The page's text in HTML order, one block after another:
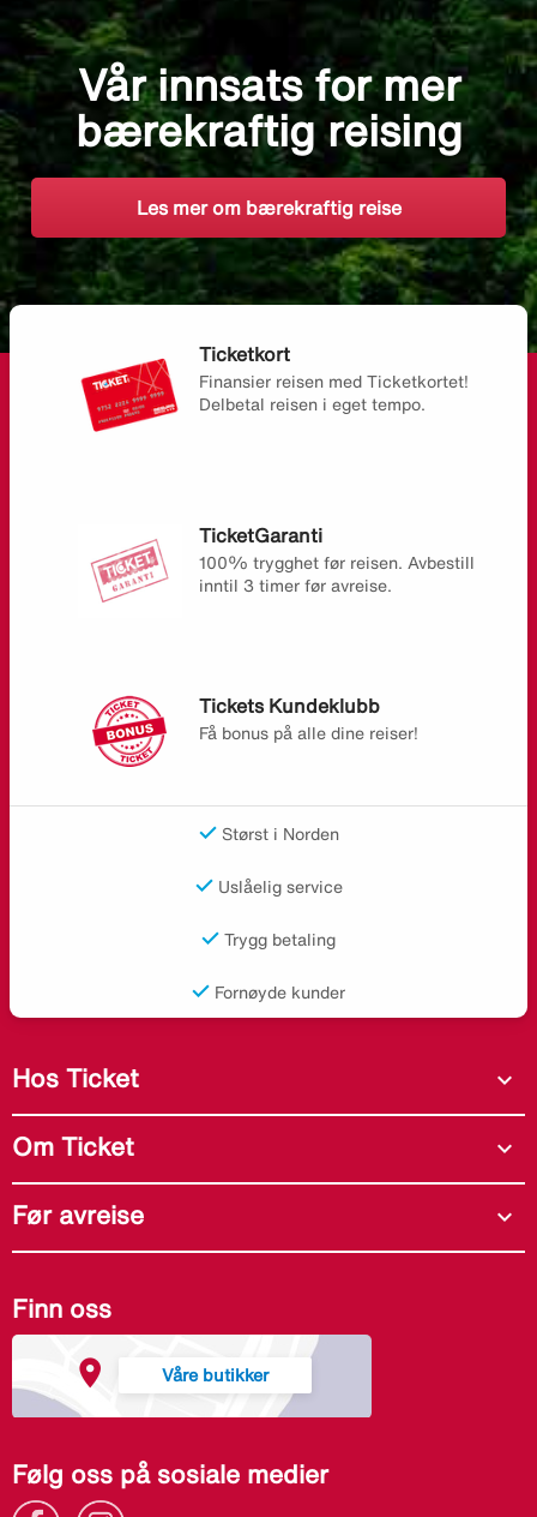
Vår innsats for mer
bærekraftig reising
Les mer om bærekraftig reise
Ticketkort
Finansier reisen med Ticketkortet!
Delbetal reisen i eget tempo.
TicketGaranti
100% trygghet før reisen. Avbestill
inntil 3 timer før avreise.
Tickets Kundeklubb
Få bonus på alle dine reiser!
Størst i Norden
Uslåelig service
Trygg betaling
Fornøyde kunder
Hos Ticket expand_more
Om Ticket expand_more
Før avreise expand_more
Finn oss
Våre butikker
Følg oss på sosiale medier